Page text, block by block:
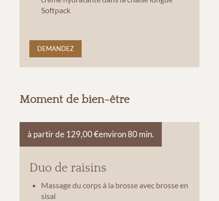
Softpack
DEMANDEZ
Moment de bien-être
Duo de raisins
à partir de 129,00 €environ 80 min.
Massage du corps à la brosse avec brosse en
sisal